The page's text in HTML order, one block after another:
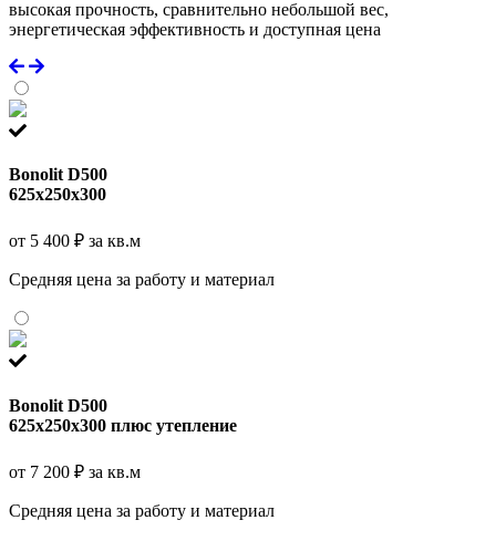
высокая прочность, сравнительно небольшой вес,
энергетическая эффективность и доступная цена
Bonolit D500
625x250x300
от 5 400 ₽ за кв.м
Средняя цена за работу и материал
Bonolit D500
625x250x300 плюс утепление
от 7 200 ₽ за кв.м
Средняя цена за работу и материал